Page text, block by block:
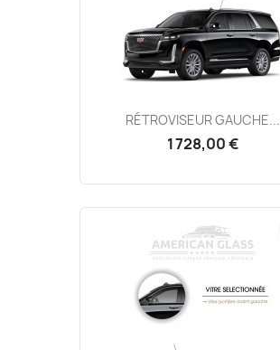
RÉTROVISEUR GAUCHE...
1 728,00 €